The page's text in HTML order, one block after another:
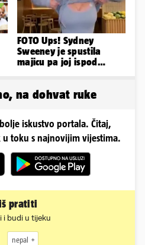
FOTO Ups! Sydney
Sweeney je spustila
majicu pa joj ispod
na dohvat ruke
iskustvo portala. Čitaj,
toku s najnovijim vijestima.
pratiti
i budi u tijeku
nepal